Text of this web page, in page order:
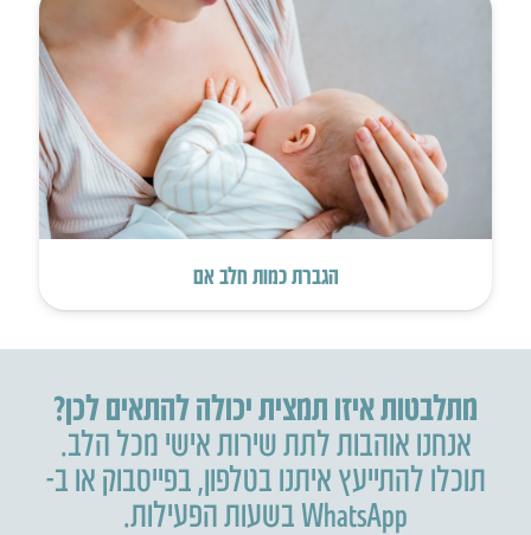
הגברת כמות חלב אם
מתלבטות איזו תמצית יכולה להתאים לכן?
אנחנו אוהבות לתת שירות אישי מכל הלב.
תוכלו להתייעץ איתנו בטלפון,בפייסבוק או ב-
WhatsApp בשעות הפעילות.